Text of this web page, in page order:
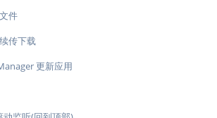
件
传下载
更新应用